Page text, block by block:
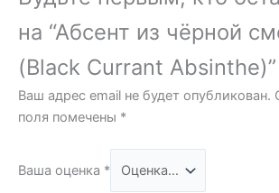
на “Абсент из чёрной
(Black Currant Absinthe)”
Ваш адрес email не будет опубликован.
поля помечены *
Ваша оценка *